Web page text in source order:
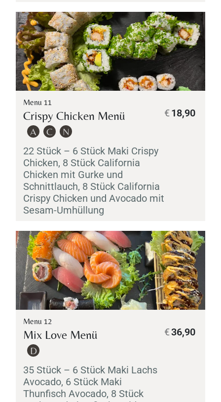
Menu 11
Crispy Chicken Menü
A C N
22 Stück – 6 Stück Maki Crispy
Chicken, 8 Stück California
Chicken mit Gurke und
Schnittlauch, 8 Stück California
Crispy Chicken und Avocado mit
Sesam-Umhüllung
18,90
€
Menu 12
Mix Love Menü
D
35 Stück – 6 Stück Maki Lachs
Avocado, 6 Stück Maki
Thunfisch Avocado, 8 Stück
36,90
€
Table Reservation